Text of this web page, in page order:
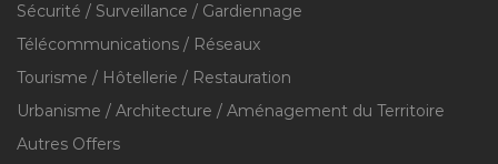
Sécurité / Surveillance / Gardiennage
Télécommunications / Réseaux
Tourisme / Hôtellerie / Restauration
Urbanisme / Architecture / Aménagement du Territoire
Autres Offers